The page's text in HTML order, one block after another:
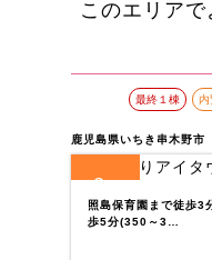
このエリア
鹿児島県いちき串木野市
最終１棟 内
3
照島保育園まで徒歩
歩5分(350～3…